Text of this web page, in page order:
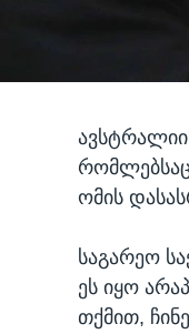
ომის
საგარეო
ეს იყო
თქმით,